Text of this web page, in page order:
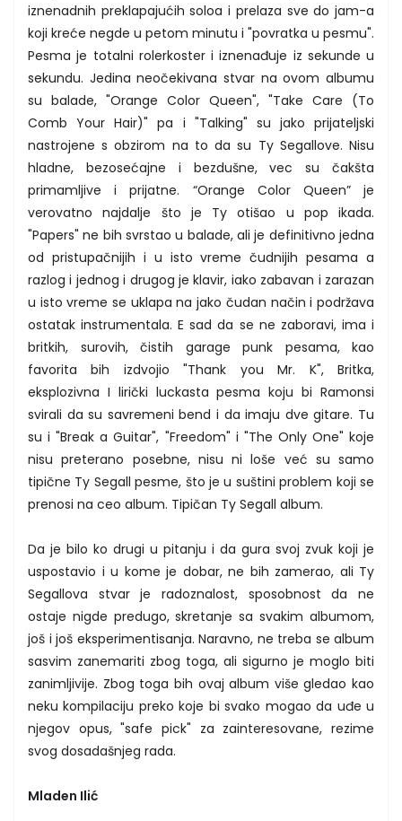
iznenadnih preklapajućih soloa i prelaza sve do jam-a
koji kreće negde u petom minutu i "povratka u pesmu".
Pesma je totalni rolerkoster i iznenađuje iz sekunde u
sekundu. Jedina neočekivana stvar na ovom albumu
su balade, "Orange Color Queen", "Take Care (To
Comb Your Hair)" pa i "Talking" su jako prijateljski
nastrojene s obzirom na to da su Ty Segallove. Nisu
hladne, bezosećajne i bezdušne, vec su čakšta
primamljive i prijatne. “Orange Color Queen” je
verovatno najdalje što je Ty otišao u pop ikada.
"Papers" ne bih svrstao u balade, ali je definitivno jedna
od pristupačnijih i u isto vreme čudnijih pesama a
razlog i jednog i drugog je klavir, iako zabavan i zarazan
u isto vreme se uklapa na jako čudan način i podržava
ostatak instrumentala. E sad da se ne zaboravi, ima i
britkih, surovih, čistih garage punk pesama, kao
favorita bih izdvojio "Thank you Mr. K", Britka,
eksplozivna I lirički luckasta pesma koju bi Ramonsi
svirali da su savremeni bend i da imaju dve gitare. Tu
su i "Break a Guitar", "Freedom" i "The Only One" koje
nisu preterano posebne, nisu ni loše već su samo
tipične Ty Segall pesme, što je u suštini problem koji se
prenosi na ceo album. Tipičan Ty Segall album.
Da je bilo ko drugi u pitanju i da gura svoj zvuk koji je
uspostavio i u kome je dobar, ne bih zamerao, ali Ty
Segallova stvar je radoznalost, sposobnost da ne
ostaje nigde predugo, skretanje sa svakim albumom,
još i još eksperimentisanja. Naravno, ne treba se album
sasvim zanemariti zbog toga, ali sigurno je moglo biti
zanimljivije. Zbog toga bih ovaj album više gledao kao
neku kompilaciju preko koje bi svako mogao da uđe u
njegov opus, "safe pick" za zainteresovane, rezime
svog dosadašnjeg rada.
Mladen Ilić